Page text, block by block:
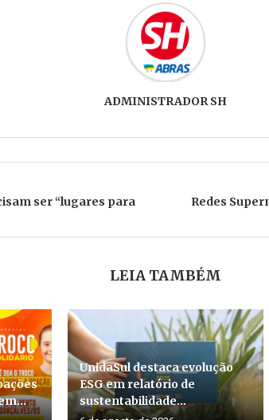
ADMINISTRADOR SH
ser “lugares para
Redes
LEIA TAMBÉM
UnidaSul destaca evolução
ESG em relatório de
sustentabilidade...